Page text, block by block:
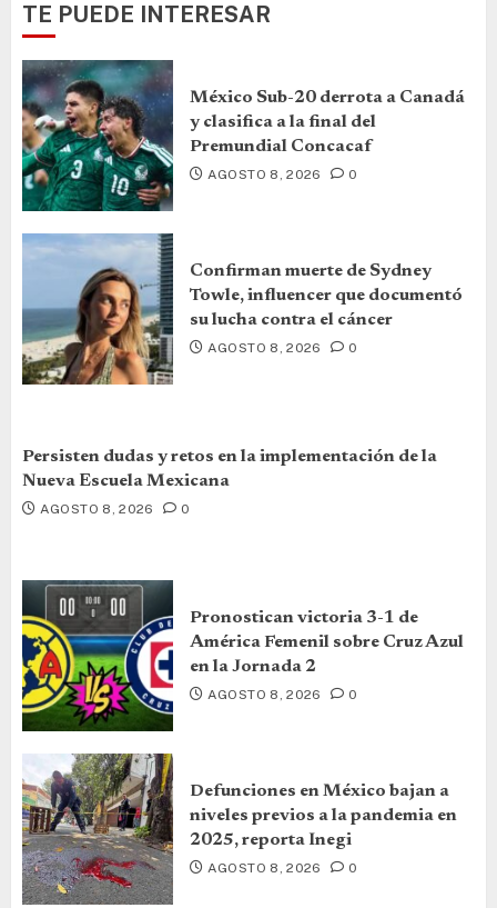
TE PUEDE INTERESAR
México Sub-20 derrota a Canadá
y clasifica a la final del
Premundial Concacaf
AGOSTO 8, 2026 0
Confirman muerte de Sydney
Towle, influencer que documentó
su lucha contra el cáncer
AGOSTO 8, 2026 0
Persisten dudas y retos en la implementación de la
Nueva Escuela Mexicana
AGOSTO 8, 2026 0
Pronostican victoria 3-1 de
América Femenil sobre Cruz Azul
en la Jornada 2
AGOSTO 8, 2026 0
Defunciones en México bajan a
niveles previos a la pandemia en
2025, reporta Inegi
AGOSTO 8, 2026 0